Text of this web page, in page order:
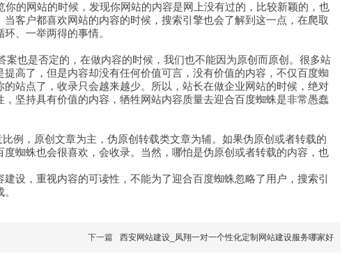
的网站的时候，发现你网站的内容是网上没有过的，比较新颖的，也
客户都喜欢网站的内容的时候，搜索引擎也会了解到这一点，在爬取
、一举两得的事情。
也是否定的，在做内容的时候，我们也不能因为原创而原创。很多站
高了，但是内容却没有任何价值可言，没有价值的内容，不仅百度蜘
站点了，收录只会越来越少。所以，站长在做企业网站的时候，绝对
坚持具有价值的内容，牺牲网站内容质量去迎合百度蜘蛛是非常愚蠢
例，原创文章为主，伪原创转载类文章为辅。如果伪原创或者转载的
蜘蛛也会很喜欢，会收录。当然，哪怕是伪原创或者转载的内容，也
设，重视内容的可读性，不能为了迎合百度蜘蛛忽略了用户，搜索引
下一篇 西安网站建设_凤翔一对一个性化定制网站建设服务哪家好